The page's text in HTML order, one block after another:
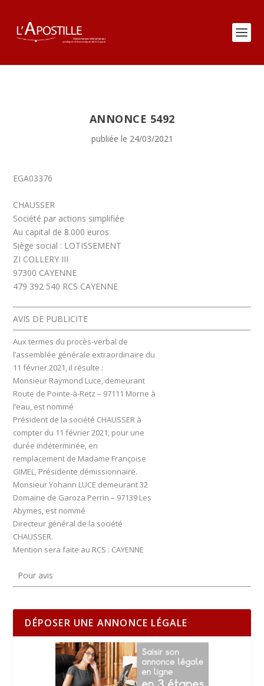
ANNONCE 5492
publiée le 24/03/2021
EGA03376
CHAUSSER
Société par actions simplifiée
Au capital de 8.000 euros
Siège social : LOTISSEMENT
ZI COLLERY III
97300 CAYENNE
479 392 540 RCS CAYENNE
AVIS DE PUBLICITE
Aux termes du procès-verbal de
l’assemblée générale extraordinaire du
11 février 2021, il résulte :
Monsieur Raymond Luce, demeurant
Route de Pointe-à-Retz – 97111 Morne à
l’eau, est nommé
Président de la société CHAUSSER à
compter du 11 février 2021, pour une
durée indéterminée, en
remplacement de Madame Françoise
GIMEL, Présidente démissionnaire.
Monsieur Yohann LUCE demeurant 32
Domaine de Garoza Perrin – 97139 Les
Abymes, est nommé
Directeur général de la société
CHAUSSER.
Mention sera faite au RCS : CAYENNE
Pour avis
DÉPOSER UNE ANNONCE LÉGALE